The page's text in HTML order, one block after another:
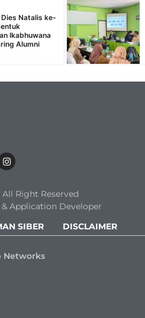
Natalis ke-
Ikabhuwana
Alumni
Right Reserved
Application Developer
SIBER DISCLAIMER
Networks